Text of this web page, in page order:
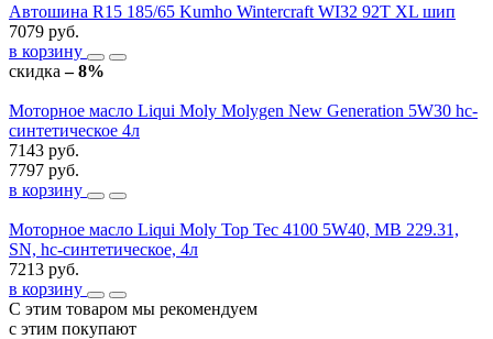
Автошина R15 185/65 Kumho Wintercraft WI32 92T XL шип
7079 руб.
в корзину
скидка– 8%
Моторное масло Liqui Moly Molygen New Generation 5W30 hc-
синтетическое 4л
7143 руб.
7797 руб.
в корзину
Моторное масло Liqui Moly Top Tec 4100 5W40, MB 229.31,
SN, hc-синтетическое, 4л
7213 руб.
в корзину
С этим товаром мы рекомендуем
с этим покупают